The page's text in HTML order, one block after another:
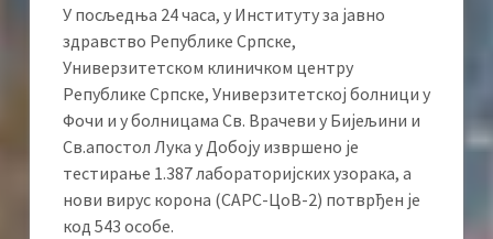
У посљедња 24 часа, у Институту за јавно
здравство Републике Српске,
Универзитетском клиничком центру
Републике Српске, Универзитетској болници у
Фочи и у болницама Св. Врачеви у Бијељини и
Св.апостол Лука у Добоју извршено је
тестирање 1.387 лабораторијских узорака, а
нови вирус корона (САРС-ЦоВ-2) потврђен је
код 543 особе.